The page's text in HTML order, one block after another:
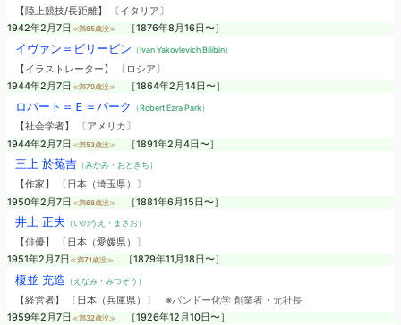
【陸上競技/長距離】 〔イタリア〕
1942年2月7日 ≪満65歳没≫ ［1876年8月16日〜］
イヴァン＝ビリービン （Ivan Yakovlevich Bilibin）
【イラストレーター】 〔ロシア〕
1944年2月7日 ≪満79歳没≫ ［1864年2月14日〜］
ロバート＝Ｅ＝パーク （Robert Ezra Park）
【社会学者】 〔アメリカ〕
1944年2月7日 ≪満53歳没≫ ［1891年2月4日〜］
三上 於菟吉 （みかみ・おときち）
【作家】 〔日本（埼玉県）〕
1950年2月7日 ≪満68歳没≫ ［1881年6月15日〜］
井上 正夫 （いのうえ・まさお）
【俳優】 〔日本（愛媛県）〕
1951年2月7日 ≪満71歳没≫ ［1879年11月18日〜］
榎並 充造 （えなみ・みつぞう）
【経営者】 〔日本（兵庫県）〕 ※バンドー化学 創業者・元社長
1959年2月7日 ≪満32歳没≫ ［1926年12月10日〜］